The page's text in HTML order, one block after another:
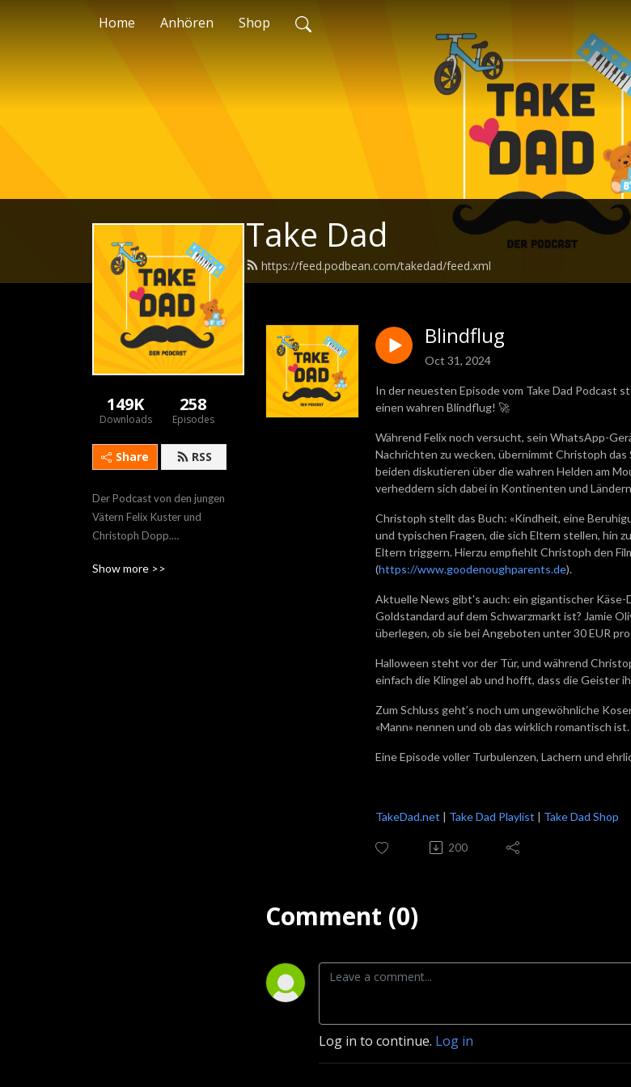
Home Anhören Shop
Take Dad
https://feed.podbean.com/takedad/feed.xml
149K
Downloads
258
Episodes
Share RSS
Der Podcast von den jungen
Vätern Felix Kuster und
Christoph Dopp.
anderen.
Show more >>
Blindflug
Oct 31, 2024
In der neuesten Episode vom Take Dad Podcast
einen wahren Blindflug! 🚀
Während Felix noch versucht, sein WhatsApp-
Nachrichten zu wecken, übernimmt Christoph
beiden diskutieren über die wahren Helden am
verheddern sich dabei in Kontinenten und
Christoph stellt das Buch: «Kindheit, eine
und typischen Fragen, die sich Eltern stellen, hin
Eltern triggern. Hierzu empfiehlt Christoph den
(https://www.goodenoughparents.de).
Aktuelle News gibt's auch: ein gigantischer
Goldstandard auf dem Schwarzmarkt ist? Jamie
überlegen, ob sie bei Angeboten unter 30 EUR
Halloween steht vor der Tür, und während
einfach die Klingel ab und hofft, dass die Geister
Zum Schluss geht’s noch um ungewöhnliche
«Mann» nennen und ob das wirklich romantisch
Eine Episode voller Turbulenzen, Lachern und
TakeDad.net | Take Dad Playlist | Take Dad Shop
200
Comment (0)
Log in to continue. Log in